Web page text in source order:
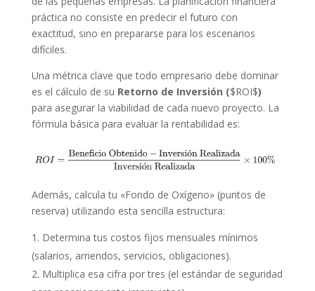
práctica no consiste en predecir el futuro con
exactitud, sino en prepararse para los escenarios
difíciles.
Una métrica clave que todo empresario debe dominar
es el cálculo de su Retorno de Inversión ($ROI$)
para asegurar la viabilidad de cada nuevo proyecto. La
fórmula básica para evaluar la rentabilidad es:
Además, calcula tu «Fondo de Oxígeno» (puntos de
reserva) utilizando esta sencilla estructura:
Determina tus costos fijos mensuales mínimos
(salarios, arriendos, servicios, obligaciones).
Multiplica esa cifra por tres (el estándar de seguridad